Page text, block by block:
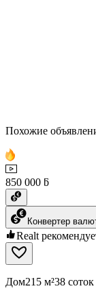
Похожие
850 000 ƃ
Конвертер
Realt
Дом215 м²38 соток